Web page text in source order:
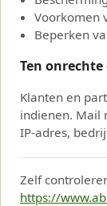
Voorkomen
Beperken
Ten
Klanten en
indienen. Mail
IP-adres,
Zelf
https://